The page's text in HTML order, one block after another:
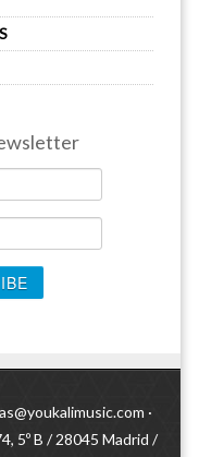
·
5º B / 28045 Madrid /